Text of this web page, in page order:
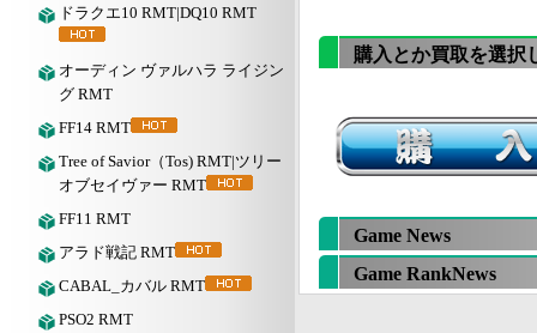
ドラクエ10 RMT|DQ10 RMT
オーディン ヴァルハラ ライジン
グ RMT
FF14 RMT
Tree of Savior（Tos) RMT|ツリー
オブセイヴァー RMT
FF11 RMT
アラド戦記 RMT
CABAL_カバル RMT
PSO2 RMT
購入とか買取を選択
Game News
Game RankNews